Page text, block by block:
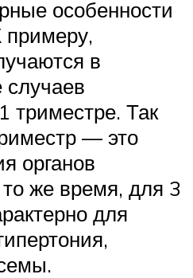
особенности
примеру,
в
триместре. Так
— это
органов
же время, для 3
для